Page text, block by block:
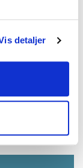
detaljer